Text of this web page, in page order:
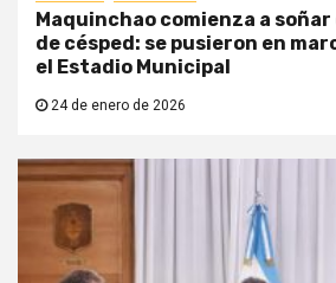
Maquinchao comienza a
de césped: se pusieron en
el Estadio Municipal
24 de enero de 2026